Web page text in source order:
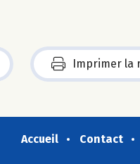
Imprimer la
Accueil Contact